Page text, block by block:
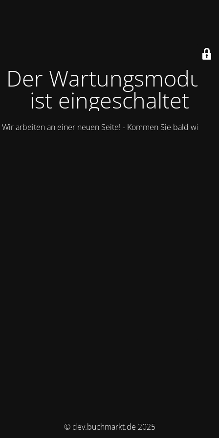
Der Wartungsmodus
ist eingeschaltet
Wir arbeiten an einer neuen Seite! - Kommen Sie bald wieder.
© dev.buchmarkt.de 2025